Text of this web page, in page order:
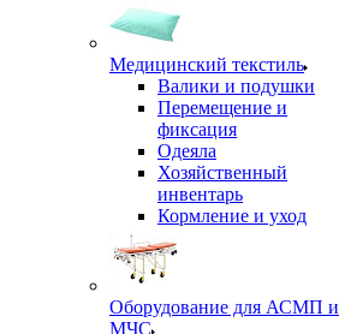
Медицинский текстиль
Валики и подушки
Перемещение и
фиксация
Одеяла
Хозяйственный
инвентарь
Кормление и уход
Оборудование для АСМП и
МЧС